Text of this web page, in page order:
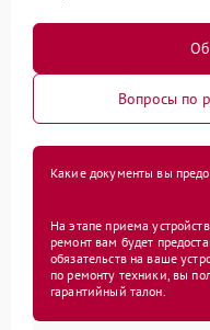
Вопросы по
Какие документы вы
На этапе приема
ремонт вам будет
обязательств на ваше
по ремонту техники, вы
гарантийный талон.